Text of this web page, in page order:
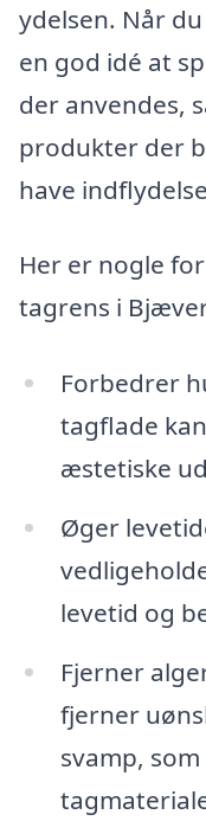
ydelsen. Når
en god idé at
der anvendes,
produkter der
have
Her er nogle
tagrens i
Forbedrer
tagflade
æstetiske
Øger
levetid og
Fjerner
fjerner
svamp,